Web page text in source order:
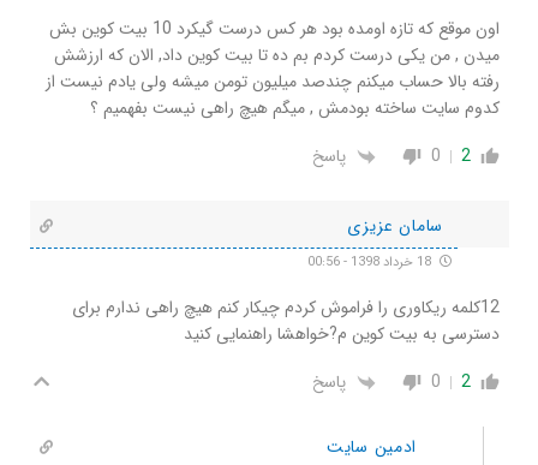
اون موقع که تازه اومده بود هر کس درست گیکرد 10 بیت کوین بش
میدن , من یکی درست کردم بم ده تا بیت کوین داد, الان که ارزشش
رفته بالا حساب میکنم چندصد میلیون تومن میشه ولی یادم نیست از
کدوم سایت ساخته بودمش , میگم هیچ راهی نیست بفهمیم ؟
2
0 پاسخ
سامان عزیزی
12کلمه ریکاوری را فراموش کردم چیکار کنم هیچ راهی ندارم برای
دسترسی به بیت کوین م?خواهشا راهنمایی کنید
2
0 پاسخ
ادمین سایت